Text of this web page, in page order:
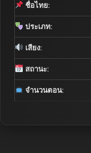
ชื่อไทย:
ประเภท:
เสียง:
สถานะ:
จำนวนตอน: